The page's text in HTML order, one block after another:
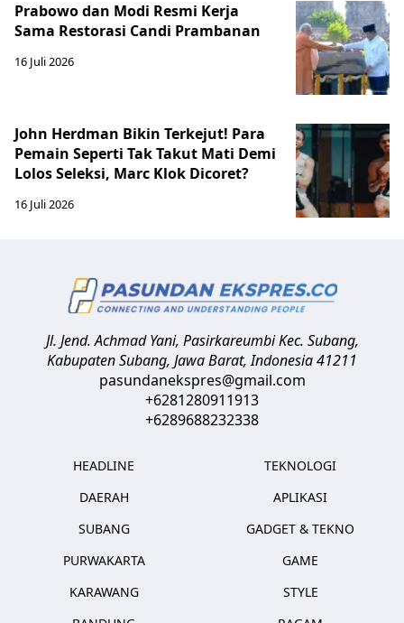
Prabowo dan Modi Resmi Kerja
Sama Restorasi Candi Prambanan
16 Juli 2026
John Herdman Bikin Terkejut! Para
Pemain Seperti Tak Takut Mati Demi
Lolos Seleksi, Marc Klok Dicoret?
16 Juli 2026
Jl. Jend. Achmad Yani, Pasirkareumbi Kec. Subang,
Kabupaten Subang, Jawa Barat,Indonesia41211
pasundanekspres@gmail.com
+6281280911913
+6289688232338
HEADLINE
DAERAH
SUBANG
PURWAKARTA
KARAWANG
TEKNOLOGI
APLIKASI
GADGET & TEKNO
GAME
STYLE